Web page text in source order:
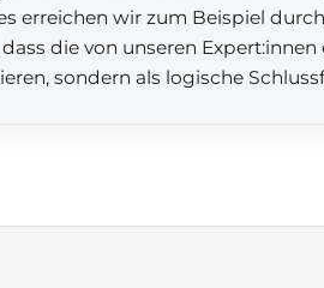
erreichen wir zum Beispiel
die von unseren
sondern als logische